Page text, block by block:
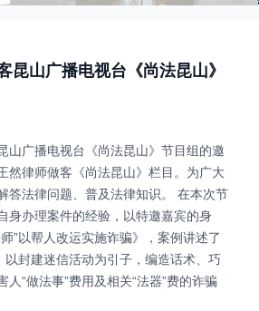
昆山广播电视台《尚法昆山》
山广播电视台《尚法昆山》节目组的邀
然律师做客《尚法昆山》栏目。为广大
答法律问题、普及法律知识。 在本次节
身办理案件的经验，以特邀嘉宾的身
”以帮人改运实施诈骗》，案例讲述了
以封建迷信活动为引子，编造话术、巧
人“做法事”费用及相关“法器”费的诈骗